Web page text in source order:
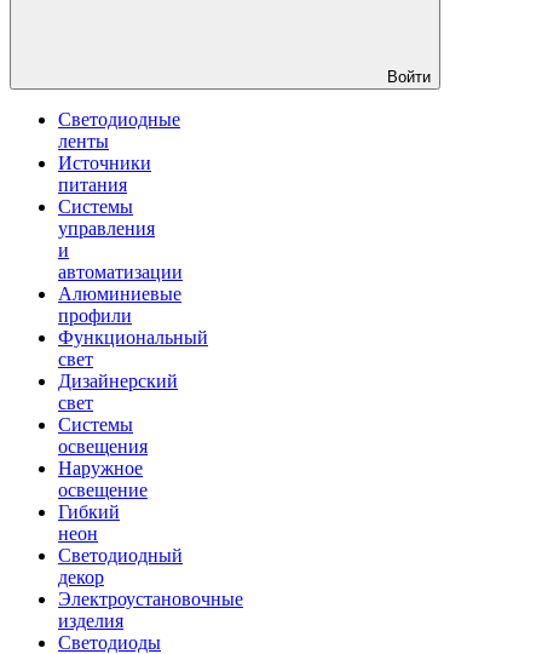
Войти
Светодиодные
ленты
Источники
питания
Системы
управления
и
автоматизации
Алюминиевые
профили
Функциональный
свет
Дизайнерский
свет
Системы
освещения
Наружное
освещение
Гибкий
неон
Светодиодный
декор
Электроустановочные
изделия
Светодиоды